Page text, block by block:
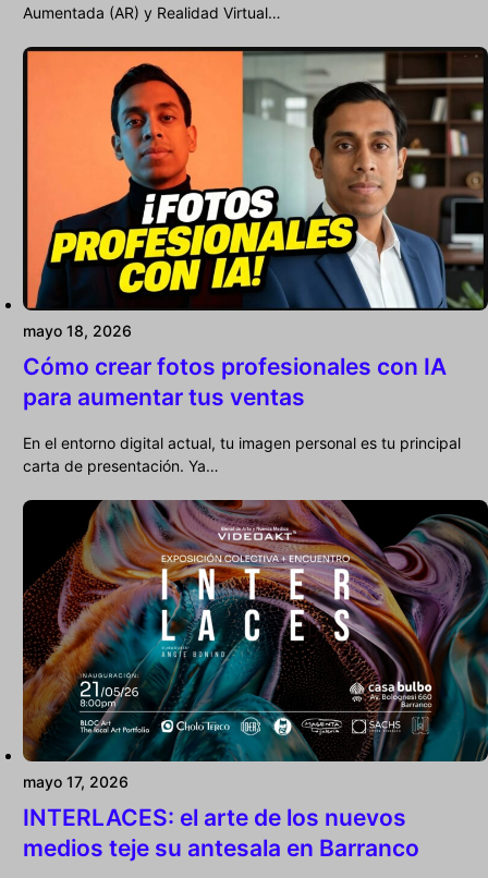
Aumentada (AR) y Realidad Virtual…
mayo 18, 2026
Cómo crear fotos profesionales con IA
para aumentar tus ventas
En el entorno digital actual, tu imagen personal es tu principal
carta de presentación. Ya…
mayo 17, 2026
INTERLACES: el arte de los nuevos
medios teje su antesala en Barranco